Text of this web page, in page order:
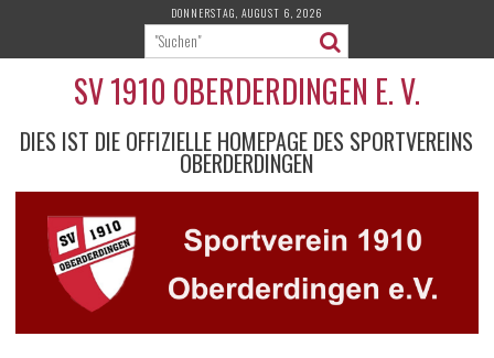
content
DONNERSTAG, AUGUST 6, 2026
SV 1910 OBERDERDINGEN E. V.
DIES IST DIE OFFIZIELLE HOMEPAGE DES SPORTVEREINS
OBERDERDINGEN